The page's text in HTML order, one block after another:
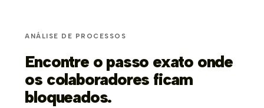
ANÁLISE DE PROCESSOS
Encontre o passo exato onde
os colaboradores ficam
bloqueados.